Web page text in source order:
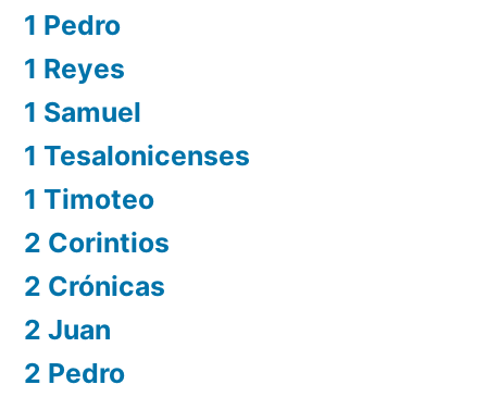
1 Pedro
1 Reyes
1 Samuel
1 Tesalonicenses
1 Timoteo
2 Corintios
2 Crónicas
2 Juan
2 Pedro